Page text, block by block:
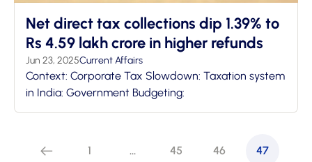
Net direct tax collections dip 1.39% to
Rs 4.59 lakh crore in higher refunds
Jun 23, 2025Current Affairs
Context: Corporate Tax Slowdown: Taxation system
in India: Government Budgeting:
1 … 45 46 47